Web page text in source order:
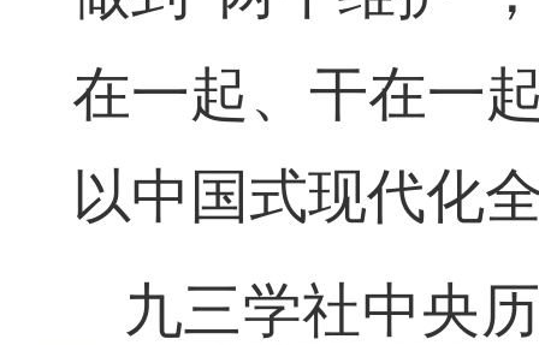
在一起、干在一
以中国式现代化
九三学社中央